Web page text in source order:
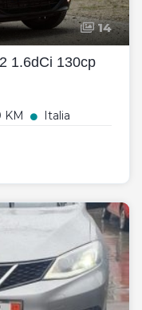
14
1.6dCi 130cp
KM Italia